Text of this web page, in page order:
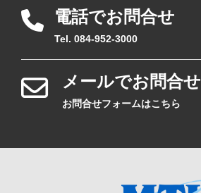
電話でお問合せ
Tel. 084-952-3000
メールでお問合せ
お問合せフォームはこちら